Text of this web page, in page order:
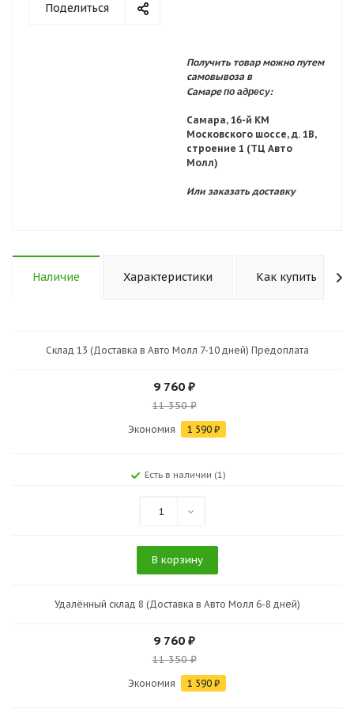
Поделиться
Получить товар можно путем
самовывоза в
Самарепо адресу:
Самара, 16-й КМ
Московского шоссе, д. 1В,
строение 1 (ТЦ Авто
Молл)
Или заказать доставку
Наличие Характеристики Как купить
Склад 13 (Доставка в Авто Молл 7-10 дней) Предоплата
9 760 ₽
11 350₽
Экономия 1 590 ₽
Есть в наличии (1)
1
В корзину
Удалённый склад 8 (Доставка в Авто Молл 6-8 дней)
9 760 ₽
11 350₽
Экономия 1 590 ₽